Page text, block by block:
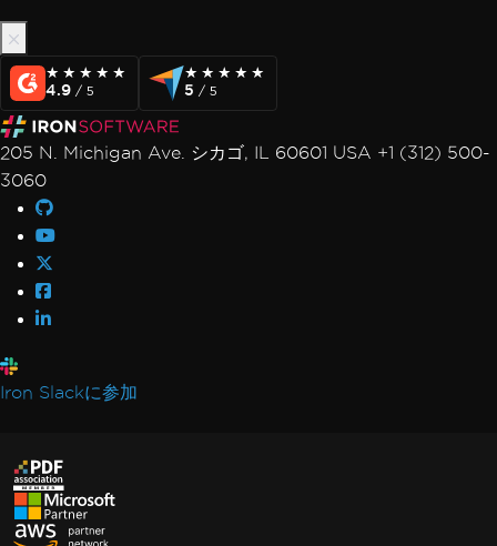
★★★★★
★★★★★
4.9 / 5
★★★★★
★★★★★
5 / 5
205 N. Michigan Ave. シカゴ, IL 60601 USA +1 (312) 500-
3060
Iron Slackに参加